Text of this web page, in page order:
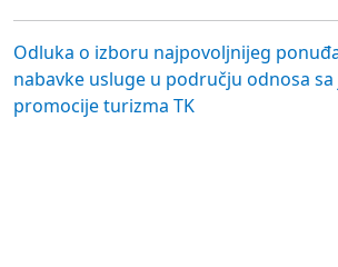
Odluka o izboru najpovoljnijeg
nabavke usluge u području odnosa sa
promocije turizma TK